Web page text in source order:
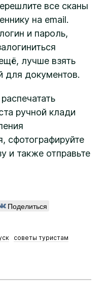
все сканы
на email.
и пароль,
лучше взять
для документов.
ручной клади
сфотографируйте
и также отправьте
Поделиться
советы туристам